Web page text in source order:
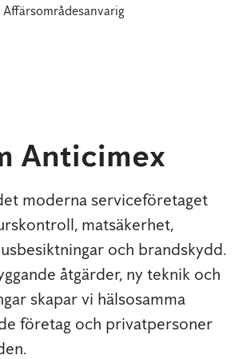
Affärsområdesanvarig
Anticimex
moderna serviceföretaget
matsäkerhet,
och brandskydd.
åtgärder, ny teknik och
skapar vi hälsosamma
företag och privatpersoner